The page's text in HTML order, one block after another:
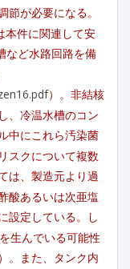
が必要になる。
本件に関連して安
など水路回路を備
）。非結核
、冷温水槽のコン
中にこれら汚染菌
スクについて複数
は、製造元より過
酸あるいは次亜塩
設定している。し
生んでいる可能性
。また、タンク内